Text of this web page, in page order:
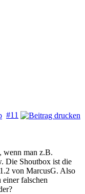
#11
wenn man z.B.
Die Shoutbox ist die
von MarcusG. Also
einer falschen